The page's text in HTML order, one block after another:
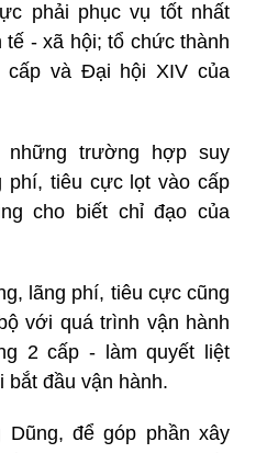
phải phục vụ tốt nhất
tế - xã hội; tổ chức thành
cấp và Đại hội XIV của
những trường hợp suy
phí, tiêu cực lọt vào cấp
cho biết chỉ đạo của
lãng phí, tiêu cực cũng
với quá trình vận hành
2 cấp - làm quyết liệt
bắt đầu vận hành.
Dũng, để góp phần xây